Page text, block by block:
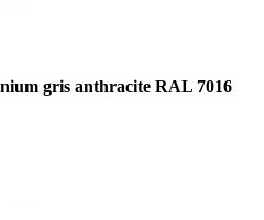
gris anthracite RAL 7016